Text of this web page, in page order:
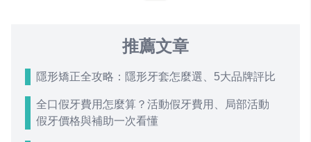
推薦文章
隱形矯正全攻略：隱形牙套怎麼選、5大品牌評比
全口假牙費用怎麼算？活動假牙費用、局部活動
假牙價格與補助一次看懂